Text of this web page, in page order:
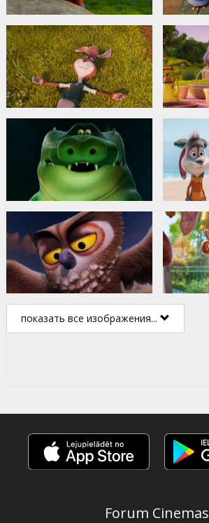
показать все изображения...
Forum Cinemas